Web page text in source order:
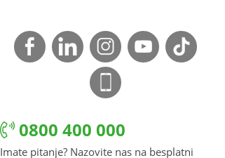
0800 400 000
Imate pitanje? Nazovite nas na besplatni